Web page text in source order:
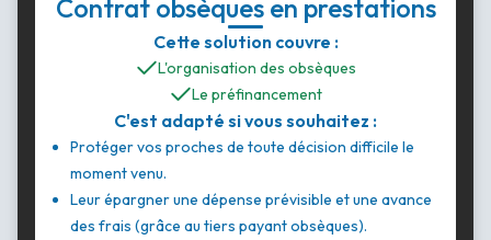
Contrat obsèques en prestations
Cette solution couvre :
L'organisation des obsèques
Le préfinancement
C'est adapté si vous souhaitez :
Protéger vos proches de toute décision difficile le
moment venu.
Leur épargner une dépense prévisible et une avance
des frais (grâce au tiers payant obsèques).